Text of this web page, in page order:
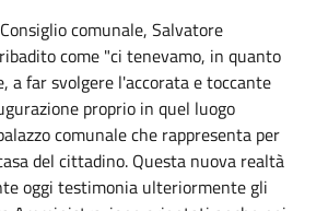
comunale, Salvatore
come "ci tenevamo, in quanto
a far svolgere l'accorata e toccante
proprio in quel luogo
comunale che rappresenta per
del cittadino. Questa nuova realtà
oggi testimonia ulteriormente gli